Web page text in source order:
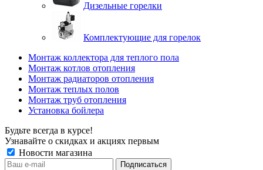
Дизельные горелки
Комплектующие для горелок
Монтаж коллектора для теплого пола
Монтаж котлов отопления
Монтаж радиаторов отопления
Монтаж теплых полов
Монтаж труб отопления
Установка бойлера
Будьте всегда в курсе!
Узнавайте о скидках и акциях первым
Новости магазина